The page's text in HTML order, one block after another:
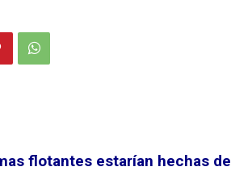
flotantes estarían hechas de